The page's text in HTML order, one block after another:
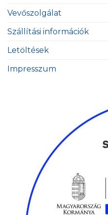
Vevőszolgálat
Szállítási információk
Letöltések
Impresszum